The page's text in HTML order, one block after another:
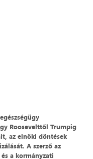
Roosevelttől Trumpig
az elnöki döntések
A szerző az
a kormányzati